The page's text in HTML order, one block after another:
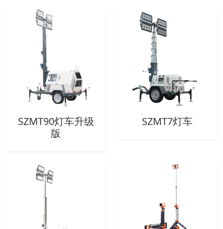
SZMT90灯车升级
版
SZMT7灯车